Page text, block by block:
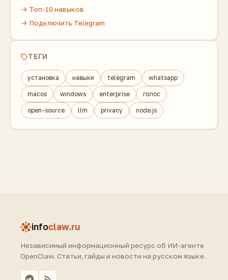
→ Топ-10 навыков
→ Подключить Telegram
ТЕГИ
установка навыки telegram whatsapp
macos windows enterprise голос
open-source llm privacy node.js
infoclaw.ru
Независимый информационный ресурс об ИИ-агенте
OpenClaw. Статьи, гайды и новости на русском языке.